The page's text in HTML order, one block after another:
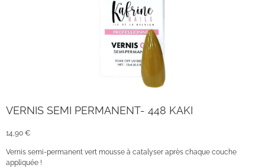
VERNIS SEMI PERMANENT- 448 KAKI
14,90 €
Vernis semi-permanent vert mousse à catalyser après chaque couche
appliquée !